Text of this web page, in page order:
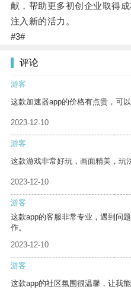
献，帮助更多初创企业取得
注入新的活力。
#3#
评论
游客
这款加速器app的价格有点贵，可
2023-12-10
游客
这款游戏非常好玩，画面精美，玩
2023-12-10
游客
这款app的客服非常专业，遇到问
作。
2023-12-10
游客
这款app的社区氛围很温馨，让我